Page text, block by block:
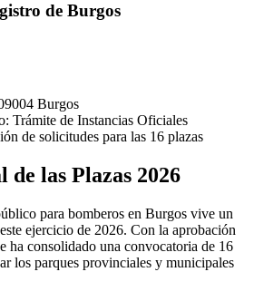
de Burgos
Burgos
: Trámite de Instancias Oficiales
de solicitudes para las 16 plazas
de las Plazas 2026
para bomberos en Burgos vive un
ejercicio de 2026. Con la aprobación
ha consolidado una convocatoria de 16
los parques provinciales y municipales